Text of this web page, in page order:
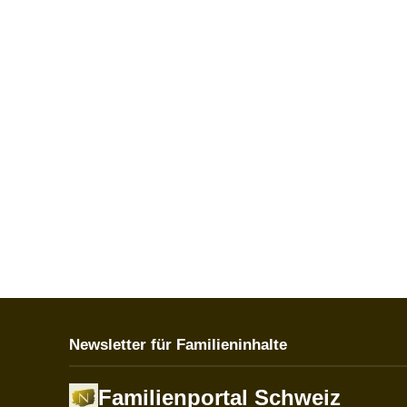
Newsletter für Familieninhalte
Familienportal Schweiz